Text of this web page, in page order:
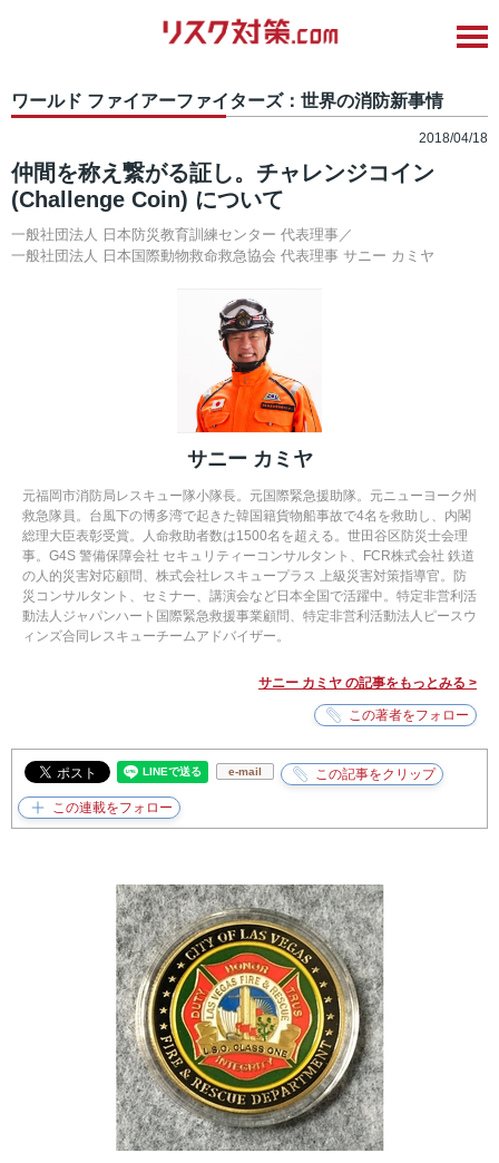
ワールド ファイアーファイターズ：世界の消防新事情
2018/04/18
仲間を称え繋がる証し。チャレンジコイン
(Challenge Coin) について
一般社団法人 日本防災教育訓練センター 代表理事／
一般社団法人 日本国際動物救命救急協会 代表理事 サニー カミヤ
サニー カミヤ
元福岡市消防局レスキュー隊小隊長。元国際緊急援助隊。元ニューヨーク州
救急隊員。台風下の博多湾で起きた韓国籍貨物船事故で4名を救助し、内閣
総理大臣表彰受賞。人命救助者数は1500名を超える。世田谷区防災士会理
事。G4S 警備保障会社 セキュリティーコンサルタント、FCR株式会社 鉄道
の人的災害対応顧問、株式会社レスキュープラス 上級災害対策指導官。防
災コンサルタント、セミナー、講演会など日本全国で活躍中。特定非営利活
動法人ジャパンハート国際緊急救援事業顧問、特定非営利活動法人ピースウ
ィンズ合同レスキューチームアドバイザー。
サニー カミヤ の記事をもっとみる >
e-mail